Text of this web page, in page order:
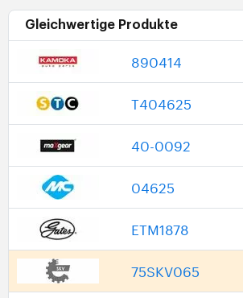
Gleichwertige Produkte
890414
T404625
40-0092
04625
ETM1878
75SKV065